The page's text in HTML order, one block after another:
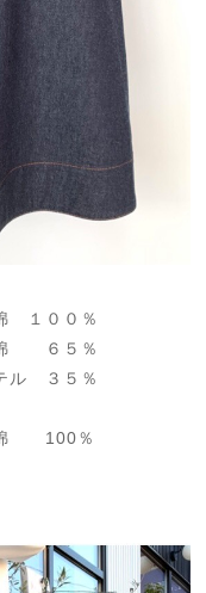
００％
６５％
５％
100％
２